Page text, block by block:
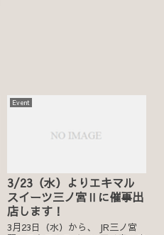
Event
3/23（水）よりエキマル
スイーツ三ノ宮Ⅱに催事出
店します！
3月23日（水）から、 JR三ノ宮